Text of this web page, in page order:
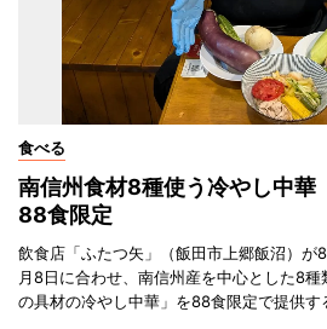
食べる
南信州食材8種使う冷やし中
88食限定
飲食店「ふたつ矢」（飯田市上郷飯沼）
月8日に合わせ、南信州産を中心とした8
の具材の冷やし中華」を88食限定で提供す